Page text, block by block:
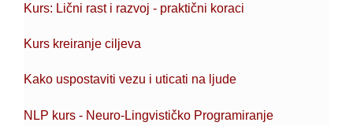
Kurs: Lični rast i razvoj - praktični koraci
Kurs kreiranje ciljeva
Kako uspostaviti vezu i uticati na ljude
NLP kurs - Neuro-Lingvističko Programiranje